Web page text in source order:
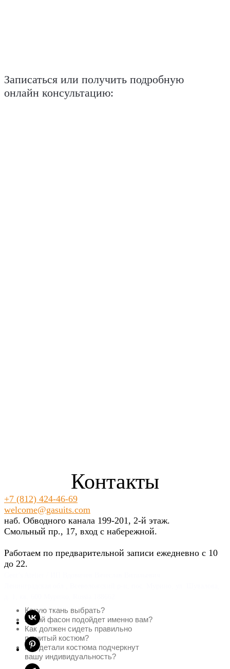
Записаться или получить подробную
онлайн консультацию:
Какую ткань выбрать?
Какой фасон подойдет именно вам?
Как должен сидеть правильно
пошитый костюм?
Как детали костюма подчеркнут
вашу индивидуальность?
Контакты
+7 (812) 424-46-69
welcome@gasuits.com
наб. Обводного канала 199-201, 2-й этаж.
Смольный пр., 17, вход с набережной.
Работаем по предварительной записи ежедневно с 10
до 22.